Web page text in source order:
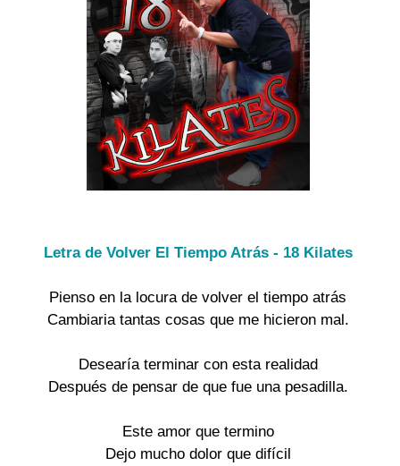
Letra de Volver El Tiempo Atrás - 18 Kilates
Pienso en la locura de volver el tiempo atrás
Cambiaria tantas cosas que me hicieron mal.
Desearía terminar con esta realidad
Después de pensar de que fue una pesadilla.
Este amor que termino
Dejo mucho dolor que difícil